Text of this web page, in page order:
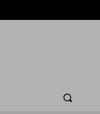
Cerca